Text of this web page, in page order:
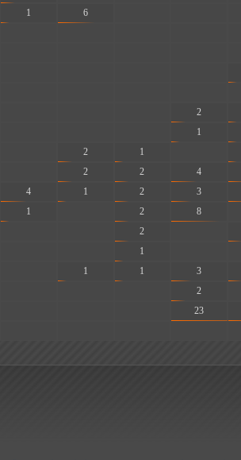
1 6
2
1
2 1
2 2 4
4 1 2 3
1 2 8
2
1
1 1 3
2
23